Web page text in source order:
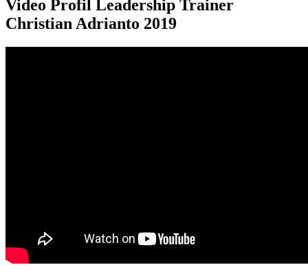
Video Profil Leadership Trainer
Christian Adrianto 2019